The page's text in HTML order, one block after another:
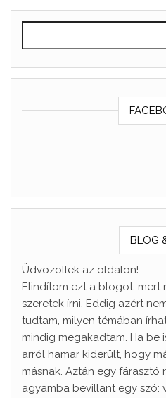
BLOG
Üdvözöllek az oldalon!
Elindítom ezt a blogot,
szeretek írni. Eddig azért
tudtam, milyen témában
mindig megakadtam. Ha be
arról hamar kiderült, hogy
másnak. Aztán egy fárasztó
agyamba bevillant egy szó: